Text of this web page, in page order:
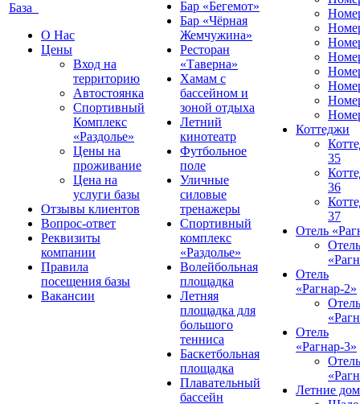
База
О Нас
Цены
Вход на
территорию
Автостоянка
Спортивный
Комплекс
«Раздолье»
Цены на
проживание
Цена на
услуги базы
Отзывы клиентов
Вопрос-ответ
Реквизиты
компании
Правила
посещения базы
Вакансии
Бар «Бегемот»
Бар «Чёрная
Жемчужина»
Ресторан
«Таверна»
Хамам с
бассейном и
зоной отдыха
Летний
кинотеатр
Футбольное
поле
Уличные
силовые
тренажеры
Спортивный
комплекс
«Раздолье»
Волейбольная
площадка
Летняя
площадка для
большого
тенниса
Баскетбольная
площадка
Плавательный
бассейн
Коттеджи
35
36
37
Отель
Отель
Отель
«Рагнар-2»
Отель
Отель
«Рагнар-3»
Отель
Летние